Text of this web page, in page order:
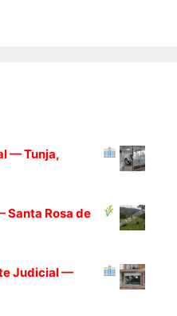
— Tunja,
Santa Rosa de
Judicial —